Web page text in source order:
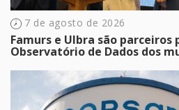
7 de agosto de 2026
Famurs e Ulbra são parceiros
Observatório de Dados dos